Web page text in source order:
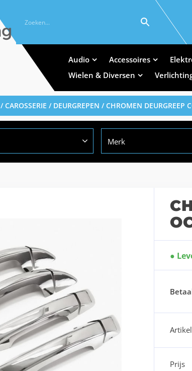
Audio Accessoires
Wielen & Diversen
CAROSSERIE / DEURGREPEN / CHROMEN DEURGREEP
Merk
Prijs